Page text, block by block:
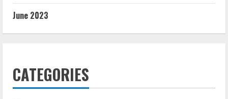
June 2023
CATEGORIES